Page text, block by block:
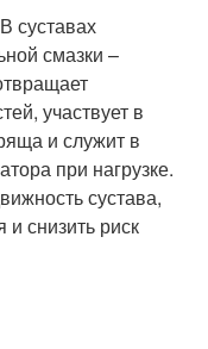
суставах
смазки –
участвует в
и служит в
при нагрузке.
сустава,
снизить риск